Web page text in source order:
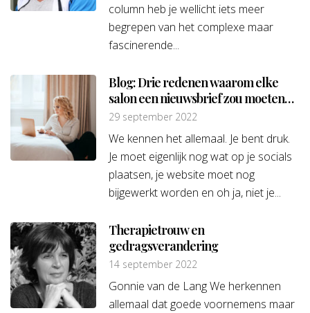
column heb je wellicht iets meer
begrepen van het complexe maar
fascinerende...
Blog: Drie redenen waarom elke
salon een nieuwsbrief zou moeten
hebben
29 september 2022
We kennen het allemaal. Je bent druk.
Je moet eigenlijk nog wat op je socials
plaatsen, je website moet nog
bijgewerkt worden en oh ja, niet je...
Therapietrouw en
gedragsverandering
14 september 2022
Gonnie van de Lang We herkennen
allemaal dat goede voornemens maar